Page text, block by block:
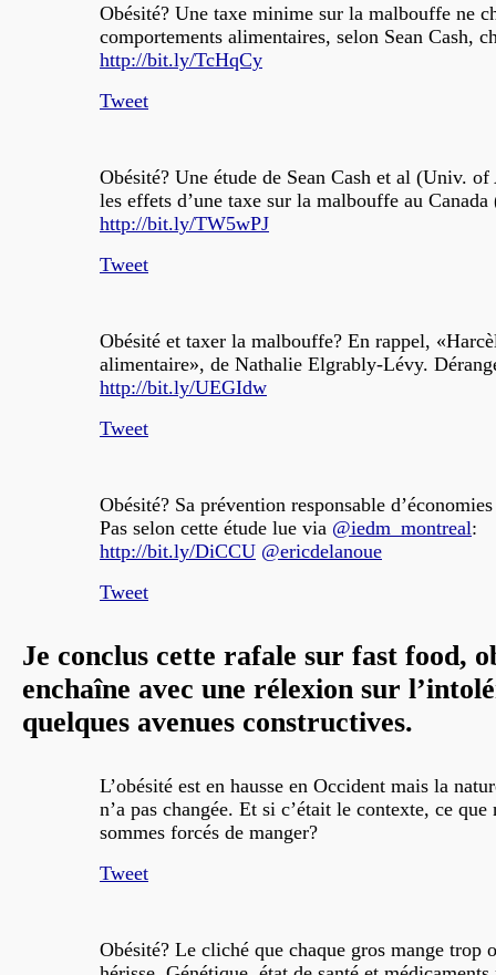
Obésité? Une taxe minime sur la malbouffe ne
comportements alimentaires, selon Sean Cash,
http://bit.ly/TcHqCy
Tweet
Obésité? Une étude de Sean Cash et al (Univ.
les effets d’une taxe sur la malbouffe au
http://bit.ly/TW5wPJ
Tweet
Obésité et taxer la malbouffe? En rappel,
alimentaire», de Nathalie Elgrably-Lévy.
http://bit.ly/UEGIdw
Tweet
Obésité? Sa prévention responsable
Pas selon cette étude lue via @iedm_montreal:
http://bit.ly/DiCCU @ericdelanoue
Tweet
Je conclus cette rafale sur fast food,
enchaîne avec une rélexion sur
quelques avenues constructives.
L’obésité est en hausse en Occident mais la
n’a pas changée. Et si c’était le contexte, ce que
sommes forcés de manger?
Tweet
Obésité? Le cliché que chaque gros mange trop